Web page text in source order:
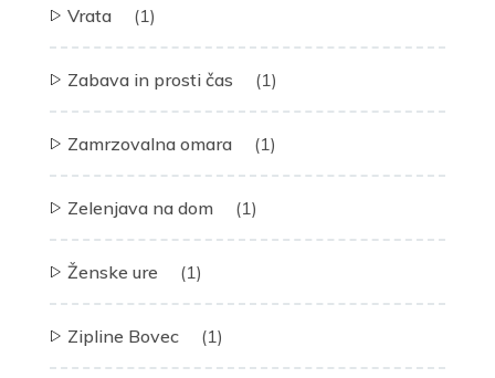
Vrata (1)
Zabava in prosti čas (1)
Zamrzovalna omara (1)
Zelenjava na dom (1)
Ženske ure (1)
Zipline Bovec (1)